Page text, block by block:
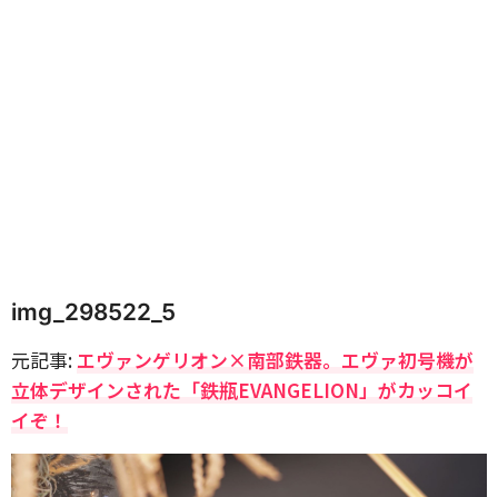
img_298522_5
元記事:エヴァンゲリオン×南部鉄器。エヴァ初号機が
立体デザインされた「鉄瓶EVANGELION」がカッコイ
イぞ！